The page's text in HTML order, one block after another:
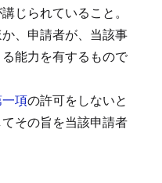
じられていること。
、申請者が、当該事
能力を有するもので
項の許可をしないと
その旨を当該申請者